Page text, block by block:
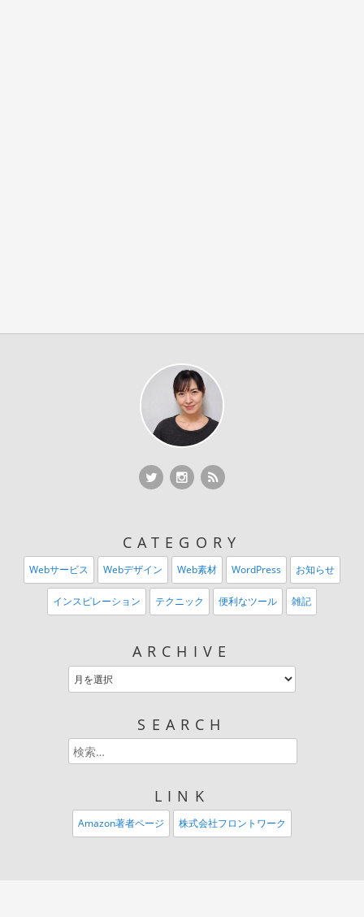
CATEGORY
Webサービス Webデザイン Web素材 WordPress お知らせ
インスピレーション テクニック 便利なツール 雑記
ARCHIVE
SEARCH
LINK
Amazon著者ページ 株式会社フロントワーク